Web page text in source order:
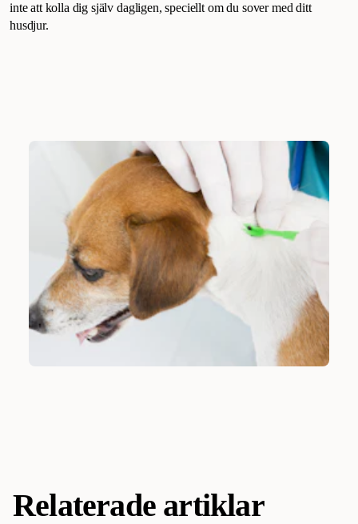
inte att kolla dig själv dagligen, speciellt om du sover med ditt
husdjur.
Relaterade artiklar